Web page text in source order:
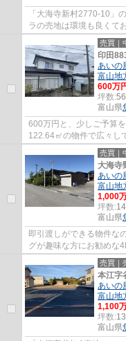
「大海寺新村2770-10」
ラの売地は環境も良くて
チオシの土地です。イチ
売買｜
印田
あいの
富山地
600万
坪数:
富山県
600万円と、少しご予算
122.64㎡の物件で広々し
ーの方にもお勧めです。
売買｜
大海寺
あいの
富山地
1,000
坪数:
富山県
即引渡しができる物件な
グが趣味な方にお勧めな
いる中古戸建てはいかが
売買｜
本江字
あいの
富山地
1,100
坪数:
富山県